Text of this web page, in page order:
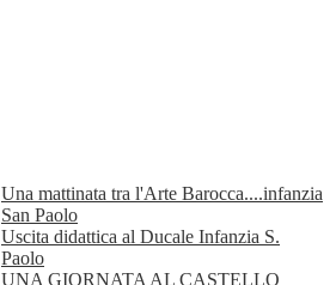
Una mattinata tra l'Arte Barocca....infanzia
San Paolo
Uscita didattica al Ducale Infanzia S.
Paolo
UNA GIORNATA AL CASTELLO